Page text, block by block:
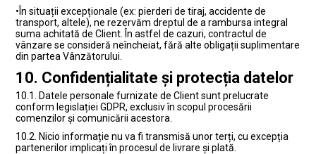
• În situații excepționale (ex: pierderi de tiraj, accidente de
transport, altele), ne rezervăm dreptul de a rambursa integral
suma achitată de Client. În astfel de cazuri, contractul de
vânzare se consideră neîncheiat, fără alte obligații suplimentare
din partea Vânzătorului.
10. Confidențialitate și protecția datelor
10.1. Datele personale furnizate de Client sunt prelucrate
conform legislației GDPR, exclusiv în scopul procesării
comenzilor și comunicării acestora.
10.2. Nicio informație nu va fi transmisă unor terți, cu excepția
partenerilor implicați în procesul de livrare și plată.